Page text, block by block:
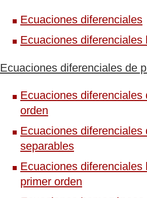
Ecuaciones diferenciales
Ecuaciones diferenciales
Ecuaciones diferenciales de
Ecuaciones diferenciales
orden
Ecuaciones diferenciales
separables
Ecuaciones diferenciales
primer orden